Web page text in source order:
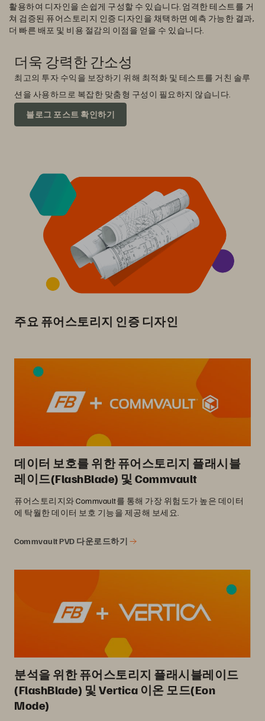
활용하여 디자인을 손쉽게 구성할 수 있습니다. 엄격한 테스트를 거
쳐 검증된 퓨어스토리지 인증 디자인을 채택하면 예측 가능한 결과,
더 빠른 배포 및 비용 절감의 이점을 얻을 수 있습니다.
더욱 강력한 간소성
최고의 투자 수익을 보장하기 위해 최적화 및 테스트를 거친 솔루
션을 사용하므로 복잡한 맞춤형 구성이 필요하지 않습니다.
블로그 포스트 확인하기
주요 퓨어스토리지 인증 디자인
데이터 보호를 위한 퓨어스토리지 플래시블
레이드(FlashBlade) 및 Commvault
퓨어스토리지와 Commvault를 통해 가장 위험도가 높은 데이터
에 탁월한 데이터 보호 기능을 제공해 보세요.
Commvault PVD 다운로드하기
분석을 위한 퓨어스토리지 플래시블레이드
(FlashBlade) 및 Vertica 이온 모드(Eon
Mode)